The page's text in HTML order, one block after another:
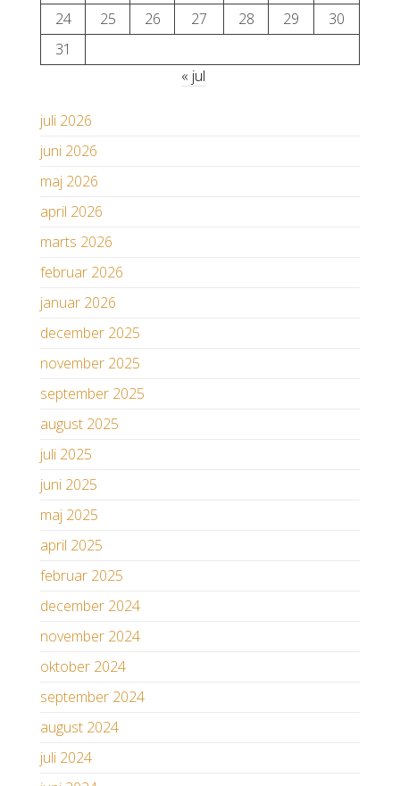
24
25 26 27 28 29
30
31
« jul
juli 2026
juni 2026
maj 2026
april 2026
marts 2026
februar 2026
januar 2026
december 2025
november 2025
september 2025
august 2025
juli 2025
juni 2025
maj 2025
april 2025
februar 2025
december 2024
november 2024
oktober 2024
september 2024
august 2024
juli 2024